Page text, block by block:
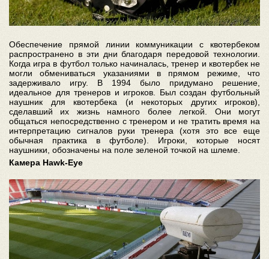
Обеспечение прямой линии коммуникации с квотербеком
распространено в эти дни благодаря передовой технологии.
Когда игра в футбол только начиналась, тренер и квотербек не
могли обмениваться указаниями в прямом режиме, что
задерживало игру. В 1994 было придумано решение,
идеальное для тренеров и игроков. Был создан футбольный
наушник для квотербека (и некоторых других игроков),
сделавший их жизнь намного более легкой. Они могут
общаться непосредственно с тренером и не тратить время на
интерпретацию сигналов руки тренера (хотя это все еще
обычная практика в футболе). Игроки, которые носят
наушники, обозначены на поле зеленой точкой на шлеме.
Камера Hawk-Eye